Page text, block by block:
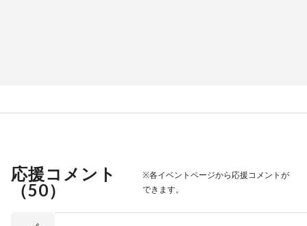
応援コメント
（50）
※各イベントページから応援コメントが
できます。